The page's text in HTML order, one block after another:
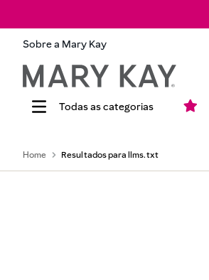
Sobre a Mary Kay
llms.txt